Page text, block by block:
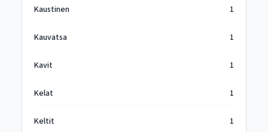
Kaustinen 1
Kauvatsa 1
Kavit 1
Kelat 1
Keltit 1